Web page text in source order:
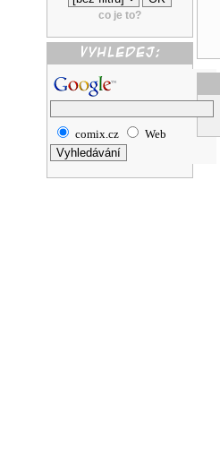
co je to?
comix.cz Web